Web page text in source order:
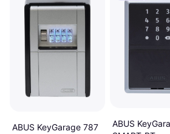
ABUS KeyGarage 787
ABUS